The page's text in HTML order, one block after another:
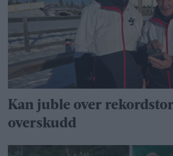
Kan juble over
overskudd